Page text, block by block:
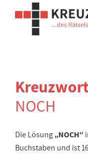
NOCH
Die Lösung„NOCH“
Buchstaben und ist